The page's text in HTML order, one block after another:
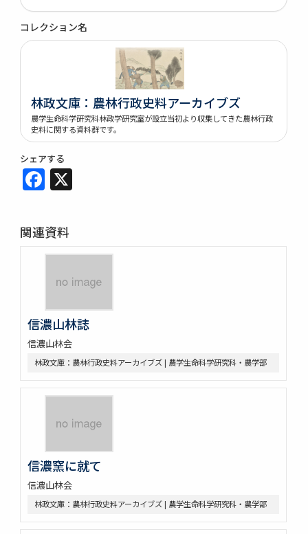
コレクション名
林政文庫：農林行政史料アーカイブズ
農学生命科学研究科林政学研究室が設立当初より収集してきた農林行政
史料に関する資料群です。
シェアする
Facebook
関連資料
信濃山林誌
信濃山林会
林政文庫：農林行政史料アーカイブズ | 農学生命科学研究科・農学部
信濃窯に就て
信濃山林会
林政文庫：農林行政史料アーカイブズ | 農学生命科学研究科・農学部